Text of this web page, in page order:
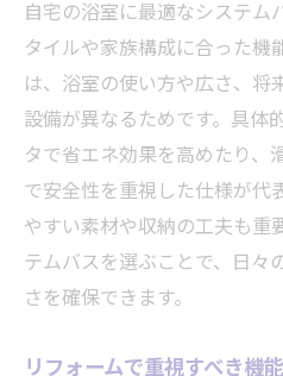
施工内容ごとの費
解説
ショールーム相談
イント
リフォーム後の快適な
リフォーム後の浴
の工夫
システムバスのメン
自宅の浴室に最適なシステム
タイルや家族構成に合った機
は、浴室の使い方や広さ、将
設備が異なるためです。具体
タで省エネ効果を高めたり、
で安全性を重視した仕様が代
やすい素材や収納の工夫も重
テムバスを選ぶことで、日々
さを確保できます。
リフォームで重視すべき機